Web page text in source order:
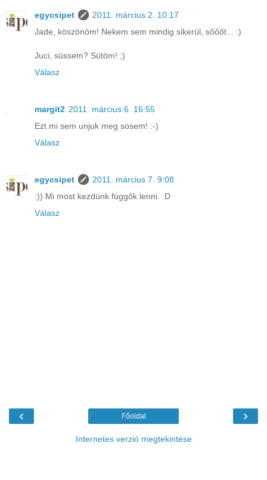
egycsipet
2011. március 2. 10:17
Jade, köszönöm! Nekem sem mindig sikerül, sőőőt... :)
Juci, süssem? Sütöm! ;)
Válasz
margit2 2011. március 6. 16:55
Ezt mi sem unjuk meg sosem! :-)
Válasz
egycsipet
2011. március 7. 9:08
:)) Mi most kezdünk függők lenni. :D
Válasz
‹ ›
Főoldal
Internetes verzió megtekintése